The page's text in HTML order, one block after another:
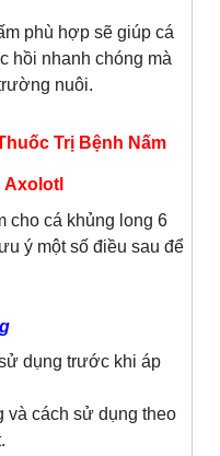
phù hợp sẽ giúp cá
hồi nhanh chóng mà
nuôi.
Trị Bệnh Nấm
cho cá khủng long 6
ý một số điều sau để
dụng trước khi áp
và cách sử dụng theo